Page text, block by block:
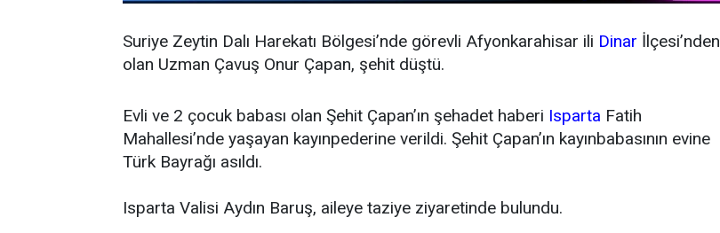
Suriye Zeytin Dalı Harekatı Bölgesi’nde görevli Afyonkarahisar ili Dinar İlçesi’nden
olan Uzman Çavuş Onur Çapan, şehit düştü.
Evli ve 2 çocuk babası olan Şehit Çapan’ın şehadet haberi Isparta Fatih
Mahallesi’nde yaşayan kayınpederine verildi. Şehit Çapan’ın kayınbabasının evine
Türk Bayrağı asıldı.
Isparta Valisi Aydın Baruş, aileye taziye ziyaretinde bulundu.